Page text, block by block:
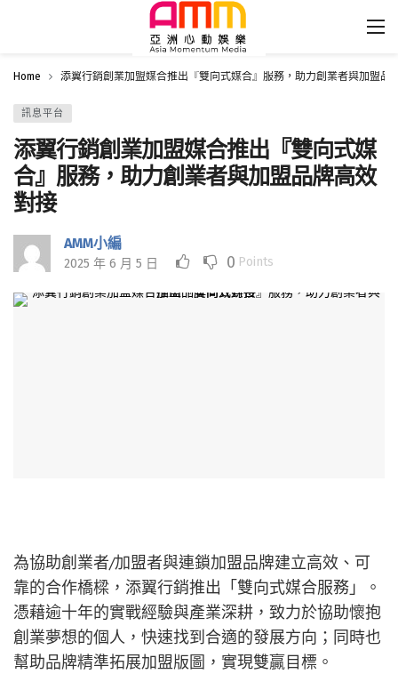
Home 添翼行銷創業加盟媒合推出『雙向式媒合』服務，助力創業者與加盟品
訊息平台
添翼行銷創業加盟媒合推出『雙向式媒
合』服務，助力創業者與加盟品牌高效
對接
AMM小編
2025 年 6 月 5 日 0 Points
為協助創業者/加盟者與連鎖加盟品牌建立高效、可
靠的合作橋樑，添翼行銷推出「雙向式媒合服務」。
憑藉逾十年的實戰經驗與產業深耕，致力於協助懷抱
創業夢想的個人，快速找到合適的發展方向；同時也
幫助品牌精準拓展加盟版圖，實現雙贏目標。